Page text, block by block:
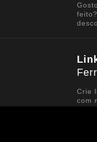
Crie
com